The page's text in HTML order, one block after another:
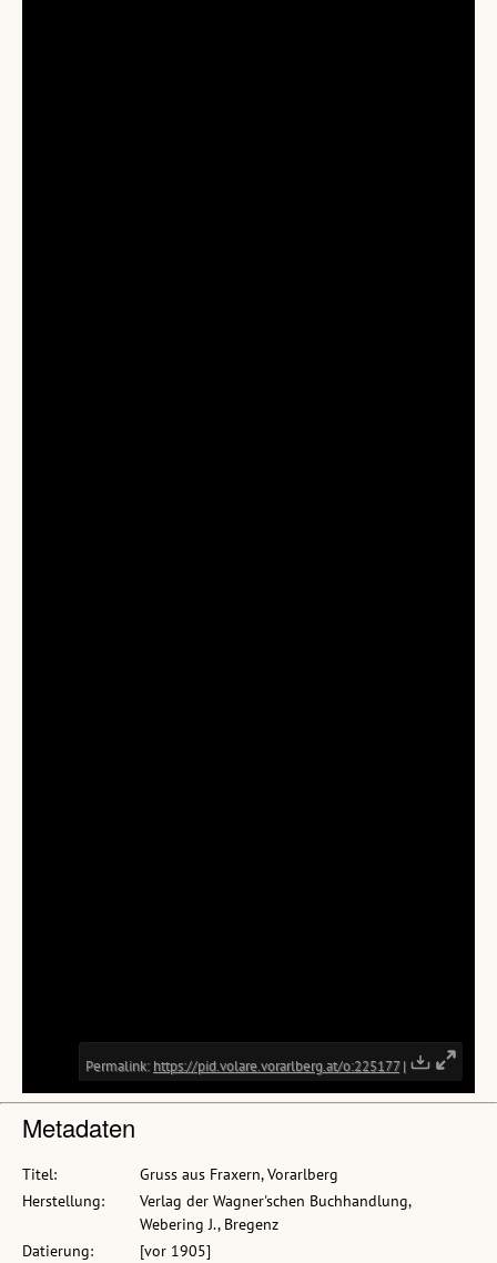
Metadaten
Titel:
Gruss aus Fraxern, Vorarlberg
Herstellung:
Verlag der Wagner'schen Buchhandlung,
Webering J., Bregenz
Datierung:
[vor 1905]